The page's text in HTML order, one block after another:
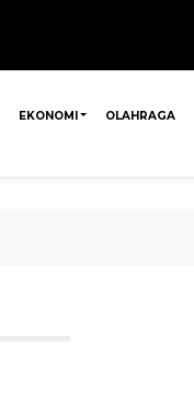
EKONOMI OLAHRAGA